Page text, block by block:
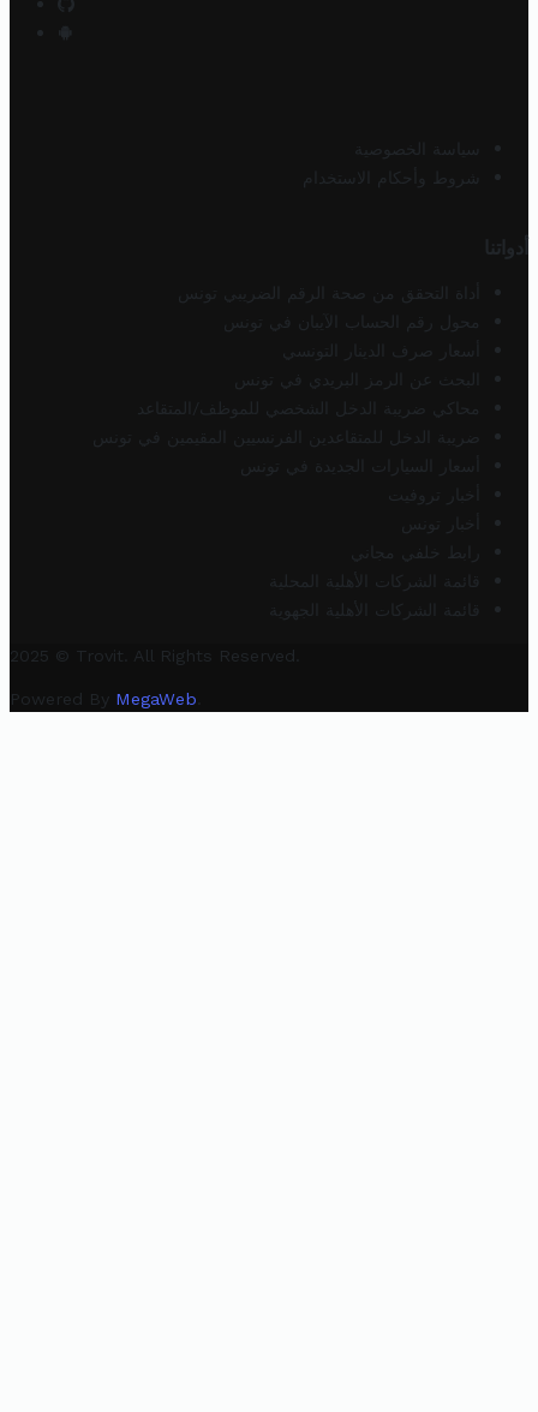
سياسة الخصوصية
شروط وأحكام الاستخدام
أدواتنا
أداة التحقق من صحة الرقم الضريبي تونس
محول رقم الحساب الآيبان في تونس
أسعار صرف الدينار التونسي
البحث عن الرمز البريدي في تونس
محاكي ضريبة الدخل الشخصي للموظف/المتقاعد
ضريبة الدخل للمتقاعدين الفرنسيين المقيمين في تونس
أسعار السيارات الجديدة في تونس
أخبار تروفيت
أخبار تونس
رابط خلفي مجاني
قائمة الشركات الأهلية المحلية
قائمة الشركات الأهلية الجهوية
2025 © Trovit. All Rights Reserved.
Powered By MegaWeb